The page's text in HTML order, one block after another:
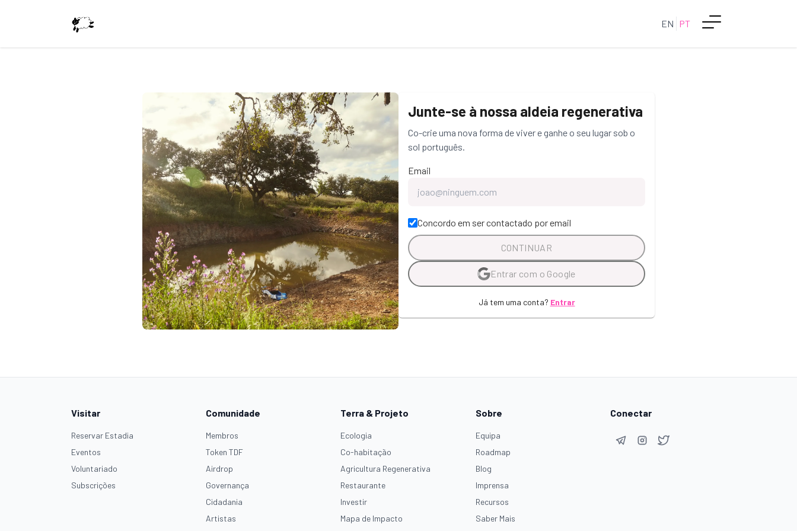
EN PT
Junte-se à nossa aldeia regenerativa
Co-crie uma nova forma de viver e ganhe o seu lugar sob o
sol português.
Email
Concordo em ser contactado por email
CONTINUAR
Entrar com o Google
Já tem uma conta? Entrar
Visitar
Reservar Estadia
Eventos
Voluntariado
Subscrições
Comunidade
Membros
Token TDF
Airdrop
Governança
Cidadania
Artistas
Terra & Projeto
Ecologia
Co-habitação
Agricultura Regenerativa
Restaurante
Investir
Mapa de Impacto
Sobre
Equipa
Roadmap
Blog
Imprensa
Recursos
Saber Mais
Conectar